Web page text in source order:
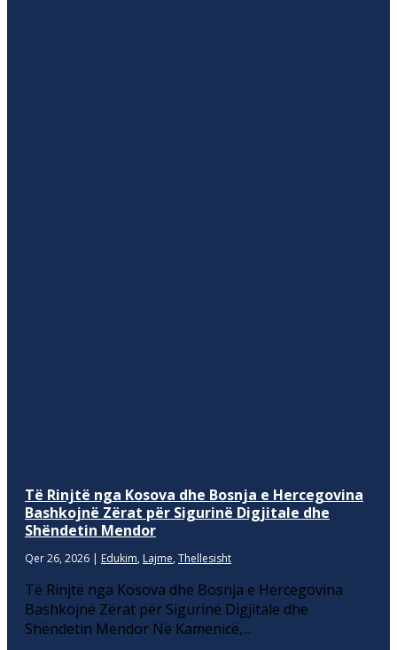
Të Rinjtë nga Kosova dhe Bosnja e Hercegovina
Bashkojnë Zërat për Sigurinë Digjitale dhe
Shëndetin Mendor
Qer 26, 2026 | Edukim, Lajme, Thellesisht
Të Rinjtë nga Kosova dhe Bosnja e Hercegovina
Bashkojnë Zërat për Sigurinë Digjitale dhe
Shëndetin Mendor Në Kamenicë,...